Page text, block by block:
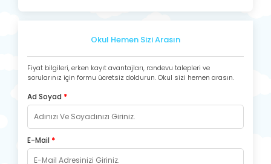
Okul Hemen Sizi Arasın
Fiyat bilgileri, erken kayıt avantajları, randevu talepleri ve
sorularınız için formu ücretsiz doldurun. Okul sizi hemen arasın.
Ad Soyad *
E-Mail *